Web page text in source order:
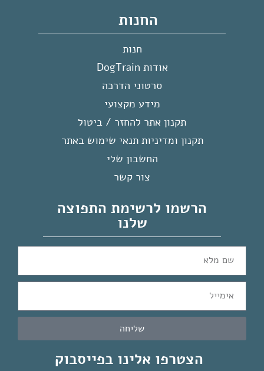
החנות
חנות
אודות DogTrain
סרטוני הדרכה
מידע מקצועי
תקנון אתר להחזר / ביטול
תקנון ומדיניות תנאי שימוש באתר
החשבון שלי
צור קשר
הרשמו לרשימת התפוצה
שלנו
שליחה
הצטרפו אלינו בפייסבוק